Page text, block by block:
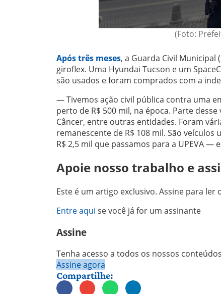
(Foto:
Após três meses, a Guarda Civil Municipal
giroflex. Uma Hyundai Tucson e um
são usados e foram comprados com a
— Tivemos ação civil pública contra uma
perto de R$ 500 mil, na época. Parte
Câncer, entre outras entidades. Foram
remanescente de R$ 108 mil. São
R$ 2,5 mil que passamos para a UPEVA
Apoie nosso trabalho e
Este é um artigo exclusivo. Assine para ler
Entre aqui se você já for um assinante
Assine
Tenha acesso a todos os nossos
Assine agora
Compartilhe: